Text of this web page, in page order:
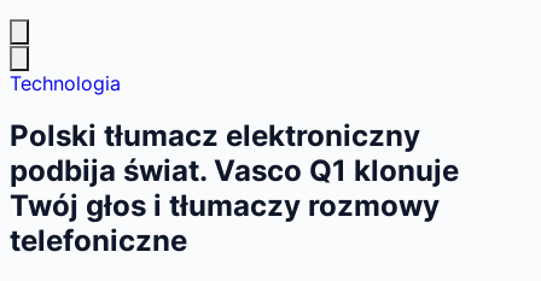
Technologia
Polski tłumacz elektroniczny
podbija świat. Vasco Q1 klonuje
Twój głos i tłumaczy rozmowy
telefoniczne